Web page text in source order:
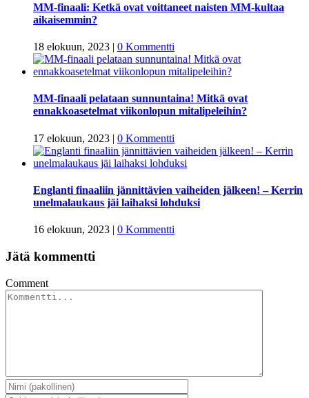
MM-finaali: Ketkä ovat voittaneet naisten MM-kultaa
aikaisemmin?
18 elokuun, 2023 | 0 Kommentti
MM-finaali pelataan sunnuntaina! Mitkä ovat
ennakkoasetelmat viikonlopun mitalipeleihin?
17 elokuun, 2023 | 0 Kommentti
Englanti finaaliin jännittävien vaiheiden jälkeen! – Kerrin
unelmalaukaus jäi laihaksi lohduksi
16 elokuun, 2023 | 0 Kommentti
Jätä kommentti
Comment